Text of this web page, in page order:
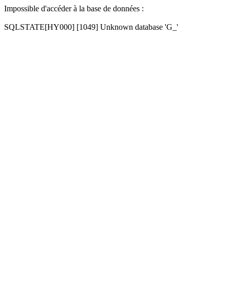
Impossible d'accéder à la base de données :
SQLSTATE[HY000] [1049] Unknown database 'G_'